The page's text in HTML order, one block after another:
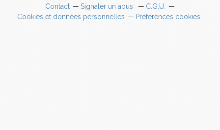
Contact
Signaler un abus
C.G.U.
Cookies et données personnelles
Préférences cookies